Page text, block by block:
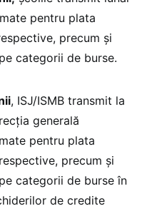
pentru plata
precum și
categorii de burse.
, ISJ/ISMB transmit la
generală
pentru plata
precum și
categorii de burse în
de credite